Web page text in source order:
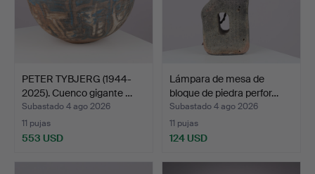
PETER TYBJERG (1944-
2025). Cuenco gigante …
Subastado 4 ago 2026
11 pujas
553 USD
Lámpara de mesa de
bloque de piedra perfor…
Subastado 4 ago 2026
11 pujas
124 USD